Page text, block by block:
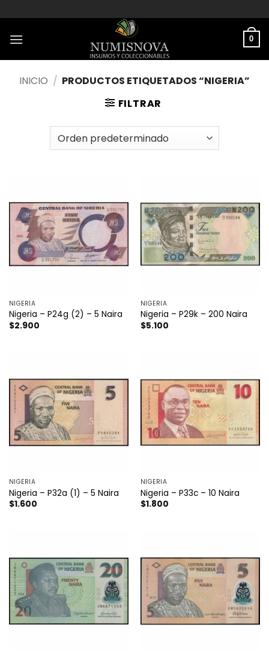
al
contenido
0
INICIO / PRODUCTOS ETIQUETADOS “NIGERIA”
FILTRAR
NIGERIA
Nigeria – P24g (2) – 5 Naira
$2.900
NIGERIA
Nigeria – P29k – 200 Naira
$5.100
NIGERIA
Nigeria – P32a (1) – 5 Naira
$1.600
NIGERIA
Nigeria – P33c – 10 Naira
$1.800